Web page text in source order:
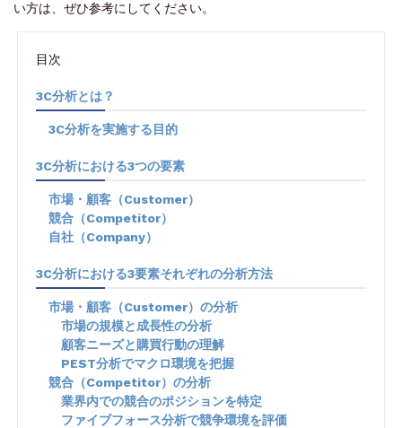
い方は、ぜひ参考にしてください。
目次
3C分析とは？
3C分析を実施する目的
3C分析における3つの要素
市場・顧客（Customer）
競合（Competitor）
自社（Company）
3C分析における3要素それぞれの分析方法
市場・顧客（Customer）の分析
市場の規模と成長性の分析
顧客ニーズと購買行動の理解
PEST分析でマクロ環境を把握
競合（Competitor）の分析
業界内での競合のポジションを特定
ファイブフォース分析で競争環境を評価